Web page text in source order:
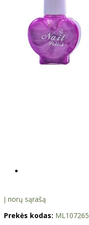
Į norų sąrašą
Prekės kodas: ML107265